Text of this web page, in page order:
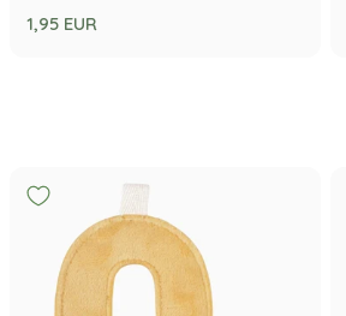
1,95 EUR